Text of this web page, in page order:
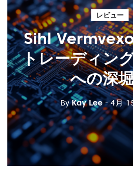
レビュー
Sihl
トレーディン
への深
ByKay Lee - 4月